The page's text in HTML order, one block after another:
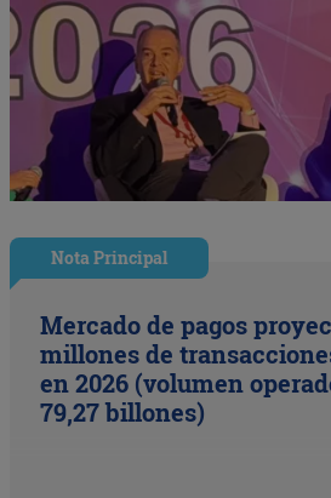
Nota Principal
Mercado de pagos
millones de
en 2026 (volumen
79,27 billones)